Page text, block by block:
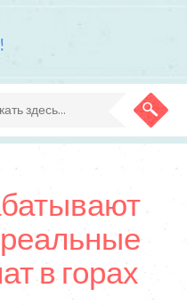
в горах